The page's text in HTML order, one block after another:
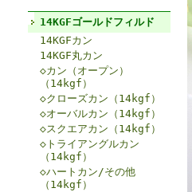
14KGFゴールドフィルド
14KGFカン
14KGF丸カン
◇カン（オープン）
（14kgf）
◇クローズカン（14kgf）
◇オーバルカン（14kgf）
◇スクエアカン（14kgf）
◇トライアングルカン
（14kgf）
◇ハートカン/その他
（14kgf）